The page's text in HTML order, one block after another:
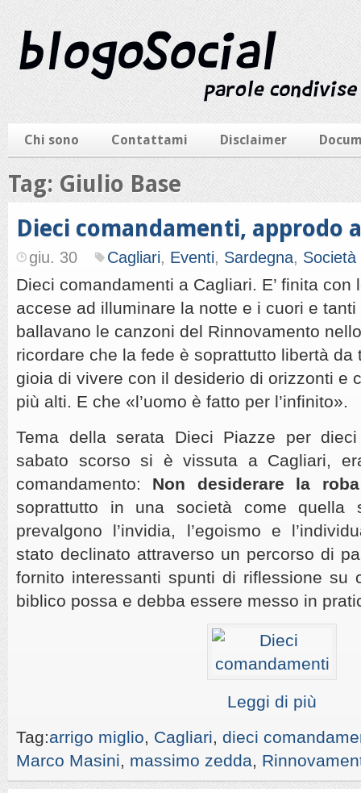
Chi sono Contattami Disclaimer
Tag: Giulio Base
Dieci comandamenti, approdo
giu. 30 Cagliari, Eventi, Sardegna, Società
Dieci comandamenti a Cagliari. E’ finita con
accese ad illuminare la notte e i cuori e
ballavano le canzoni del Rinnovamento
ricordare che la fede è soprattutto libertà da
gioia di vivere con il desiderio di orizzonti e
più alti. E che «l’uomo è fatto per l’infinito».
Tema della serata Dieci Piazze per dieci
sabato scorso si è vissuta a Cagliari,
comandamento: Non desiderare la
soprattutto in una società come quella
prevalgono l’invidia, l’egoismo e
stato declinato attraverso un percorso di
fornito interessanti spunti di riflessione su
biblico possa e debba essere messo in
Leggi di più
Tag:arrigo miglio, Cagliari, dieci
Marco Masini, massimo zedda,